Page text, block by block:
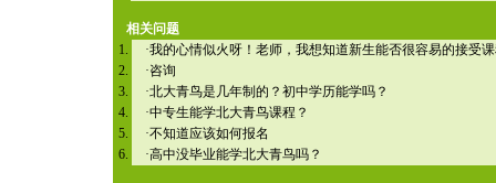
相关问题
·我的心情似火呀！老师，我想知道新生能否很容易的接受
·咨询
·北大青鸟是几年制的？初中学历能学吗？
·中专生能学北大青鸟课程？
·不知道应该如何报名
·高中没毕业能学北大青鸟吗？